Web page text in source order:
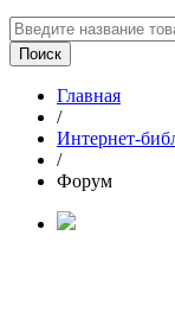
Главная
/
Интернет-
/
Форум